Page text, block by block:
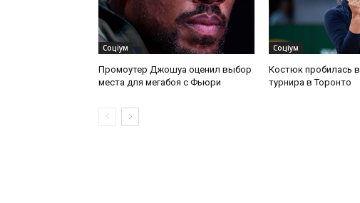
Соціум
Промоутер Джошуа оценил выбор
места для мегабоя с Фьюри
Соціум
Костюк пробилась
турнира в Торонто